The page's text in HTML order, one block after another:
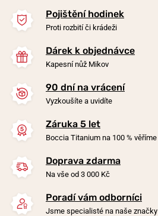
Pojištění hodinek
Proti rozbití či krádeži
Dárek k objednávce
Kapesní nůž Mikov
90 dní na vrácení
Vyzkoušíte a uvidíte
Záruka 5 let
Boccia Titanium na 100 % věříme
Doprava zdarma
Na vše od 3 000 Kč
Poradí vám odborníci
Jsme specialisté na naše značky